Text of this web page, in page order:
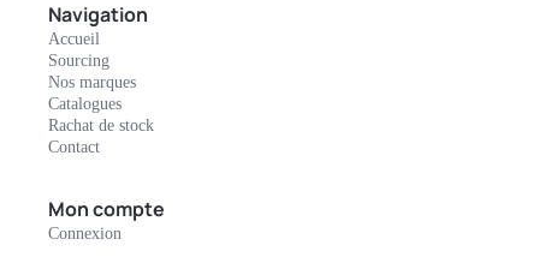
Navigation
Accueil
Sourcing
Nos marques
Catalogues
Rachat de stock
Contact
Mon compte
Connexion